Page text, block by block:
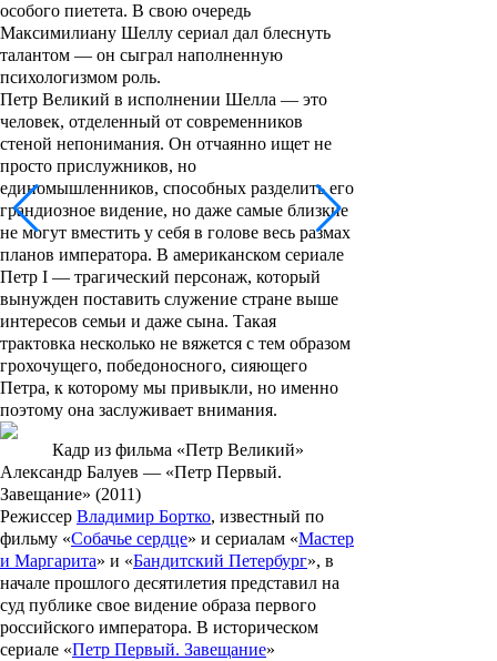
особого пиетета. В свою очередь
Максимилиану Шеллу сериал дал блеснуть
талантом — он сыграл наполненную
психологизмом роль.
Петр Великий в исполнении Шелла — это
человек, отделенный от современников
стеной непонимания. Он отчаянно ищет не
просто прислужников, но
единомышленников, способных разделить его
грандиозное видение, но даже самые близкие
не могут вместить у себя в голове весь размах
планов императора. В американском сериале
Петр I — трагический персонаж, который
вынужден поставить служение стране выше
интересов семьи и даже сына. Такая
трактовка несколько не вяжется с тем образом
грохочущего, победоносного, сияющего
Петра, к которому мы привыкли, но именно
поэтому она заслуживает внимания.
Кадр из фильма «Петр Великий»
Александр Балуев — «Петр Первый.
Завещание» (2011)
Режиссер Владимир Бортко, известный по
фильму «Собачье сердце» и сериалам «Мастер
и Маргарита» и «Бандитский Петербург», в
начале прошлого десятилетия представил на
суд публике свое видение образа первого
российского императора. В историческом
сериале «Петр Первый. Завещание»